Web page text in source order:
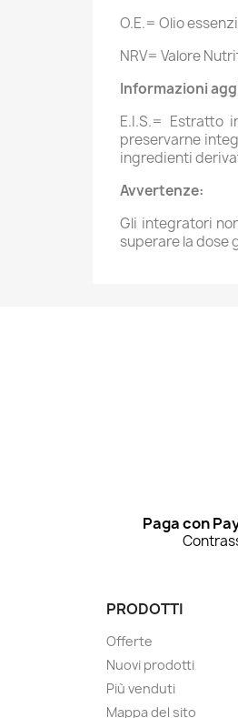
O.E.= Olio
NRV= Valore
Informazioni
E.I.S.= Estratto
preservarne
ingredienti
Avvertenze:
Gli integratori
superare la dose
Paga con
PRODOTTI
Offerte
Nuovi prodotti
Più venduti
Mappa del sito